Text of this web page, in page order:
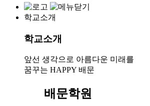
학교소개
학교소개
앞선 생각으로 아름다운 미래를
꿈꾸는 HAPPY 배문
배문학원